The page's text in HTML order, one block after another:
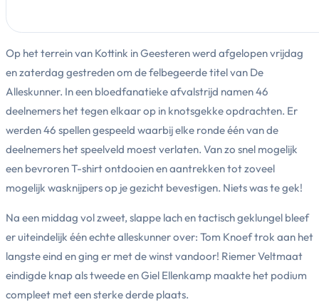
Op het terrein van Kottink in Geesteren werd afgelopen vrijdag
en zaterdag gestreden om de felbegeerde titel van De
Alleskunner. In een bloedfanatieke afvalstrijd namen 46
deelnemers het tegen elkaar op in knotsgekke opdrachten. Er
werden 46 spellen gespeeld waarbij elke ronde één van de
deelnemers het speelveld moest verlaten. Van zo snel mogelijk
een bevroren T-shirt ontdooien en aantrekken tot zoveel
mogelijk wasknijpers op je gezicht bevestigen. Niets was te gek!
Na een middag vol zweet, slappe lach en tactisch geklungel bleef
er uiteindelijk één echte alleskunner over: Tom Knoef trok aan het
langste eind en ging er met de winst vandoor! Riemer Veltmaat
eindigde knap als tweede en Giel Ellenkamp maakte het podium
compleet met een sterke derde plaats.